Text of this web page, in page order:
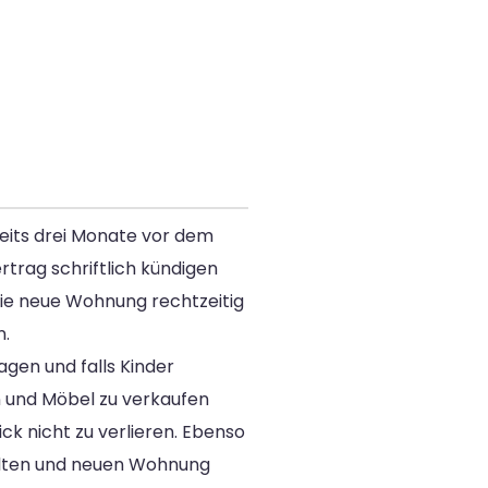
drei Monate vor dem
schriftlich kündigen
neue Wohnung rechtzeitig
und falls Kinder
Möbel zu verkaufen
nicht zu verlieren. Ebenso
und neuen Wohnung